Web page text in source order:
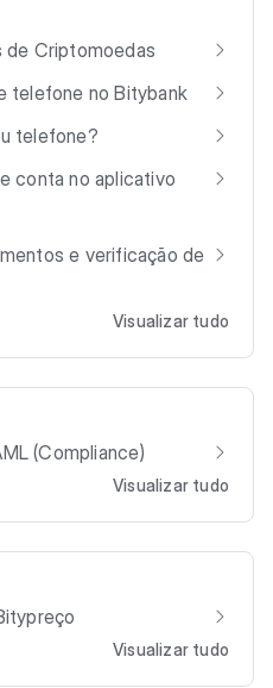
de Criptomoedas
telefone no Bitybank
telefone?
conta no aplicativo
e verificação de
Visualizar tudo
(Compliance)
Visualizar tudo
Visualizar tudo